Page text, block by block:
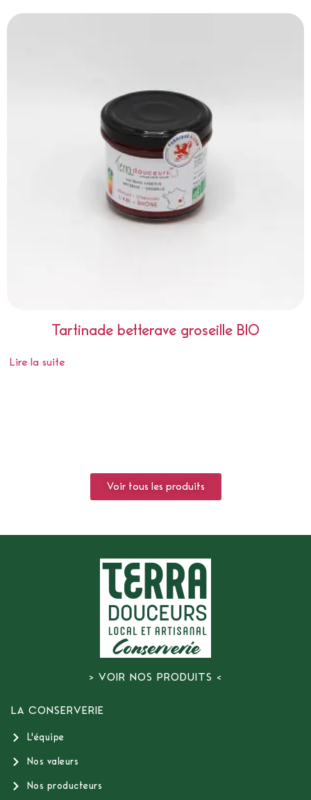
Tartinade betterave groseille BIO
Lire la suite
Voir tous les produits
> VOIR NOS PRODUITS <
LA CONSERVERIE
L'équipe
Nos valeurs
Nos producteurs